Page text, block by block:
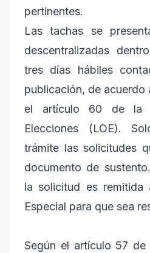
pertinentes.
Las tachas se
descentralizadas
tres días hábiles
publicación, de
el artículo 60 de la
Elecciones (LOE).
trámite las solicitudes
documento de
la solicitud es remitida
Especial para que sea
Según el artículo 57 de